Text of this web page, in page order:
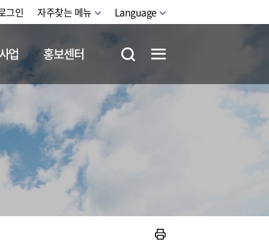
그인 자주찾는 메뉴 Language
업 홍보센터